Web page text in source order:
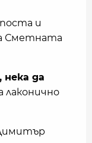
и
Сметната
нека да
лаконично